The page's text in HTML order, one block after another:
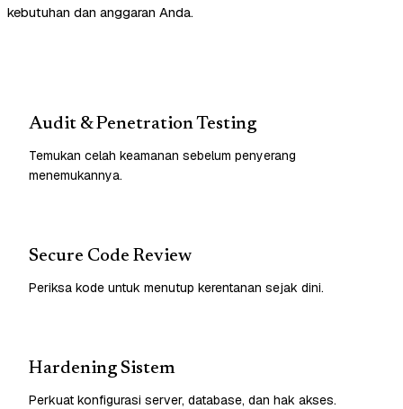
kebutuhan dan anggaran Anda.
Audit & Penetration Testing
Temukan celah keamanan sebelum penyerang
menemukannya.
Secure Code Review
Periksa kode untuk menutup kerentanan sejak dini.
Hardening Sistem
Perkuat konfigurasi server, database, dan hak akses.